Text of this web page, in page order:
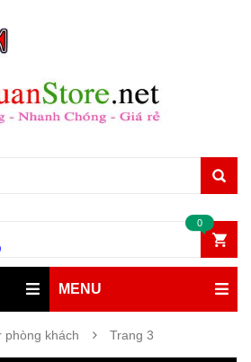
0
MENU
phòng khách Trang 3